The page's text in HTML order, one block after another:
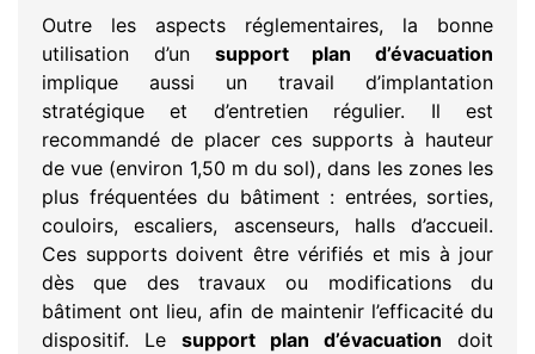
Outre les aspects réglementaires, la bonne
utilisation d’un support plan d’évacuation
implique aussi un travail d’implantation
stratégique et d’entretien régulier. Il est
recommandé de placer ces supports à hauteur
de vue (environ 1,50 m du sol), dans les zones les
plus fréquentées du bâtiment : entrées, sorties,
couloirs, escaliers, ascenseurs, halls d’accueil.
Ces supports doivent être vérifiés et mis à jour
dès que des travaux ou modifications du
bâtiment ont lieu, afin de maintenir l’efficacité du
dispositif. Le support plan d’évacuation doit